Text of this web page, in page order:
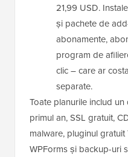
21,99 USD.
și pachete de
abonamente,
program de
clic – care ar
separate.
Toate planurile includ
primul an, SSL gratuit,
malware, pluginul
WPForms și backup-uri